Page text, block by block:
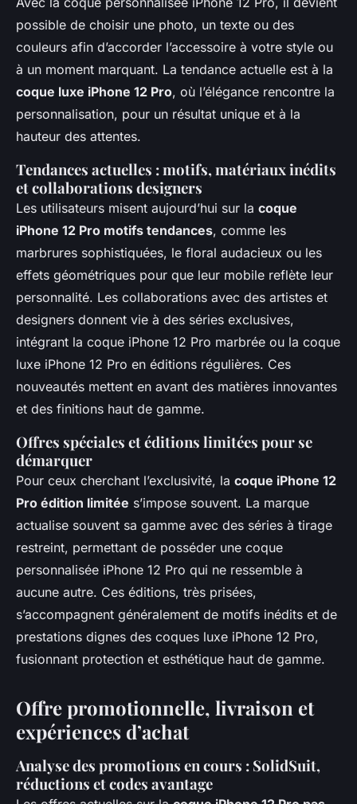
possible de choisir une photo, un texte ou des
couleurs afin d’accorder l’accessoire à votre style ou
à un moment marquant. La tendance actuelle est à la
coque luxe iPhone 12 Pro, où l’élégance rencontre la
personnalisation, pour un résultat unique et à la
hauteur des attentes.
Tendances actuelles : motifs, matériaux inédits
et collaborations designers
Les utilisateurs misent aujourd’hui sur la coque
iPhone 12 Pro motifs tendances, comme les
marbrures sophistiquées, le floral audacieux ou les
effets géométriques pour que leur mobile reflète leur
personnalité. Les collaborations avec des artistes et
designers donnent vie à des séries exclusives,
intégrant la coque iPhone 12 Pro marbrée ou la coque
luxe iPhone 12 Pro en éditions régulières. Ces
nouveautés mettent en avant des matières innovantes
et des finitions haut de gamme.
Offres spéciales et éditions limitées pour se
démarquer
Pour ceux cherchant l’exclusivité, la coque iPhone 12
Pro édition limitée s’impose souvent. La marque
actualise souvent sa gamme avec des séries à tirage
restreint, permettant de posséder une coque
personnalisée iPhone 12 Pro qui ne ressemble à
aucune autre. Ces éditions, très prisées,
s’accompagnent généralement de motifs inédits et de
prestations dignes des coques luxe iPhone 12 Pro,
fusionnant protection et esthétique haut de gamme.
Offre promotionnelle, livraison et
expériences d’achat
Analyse des promotions en cours : SolidSuit,
réductions et codes avantage